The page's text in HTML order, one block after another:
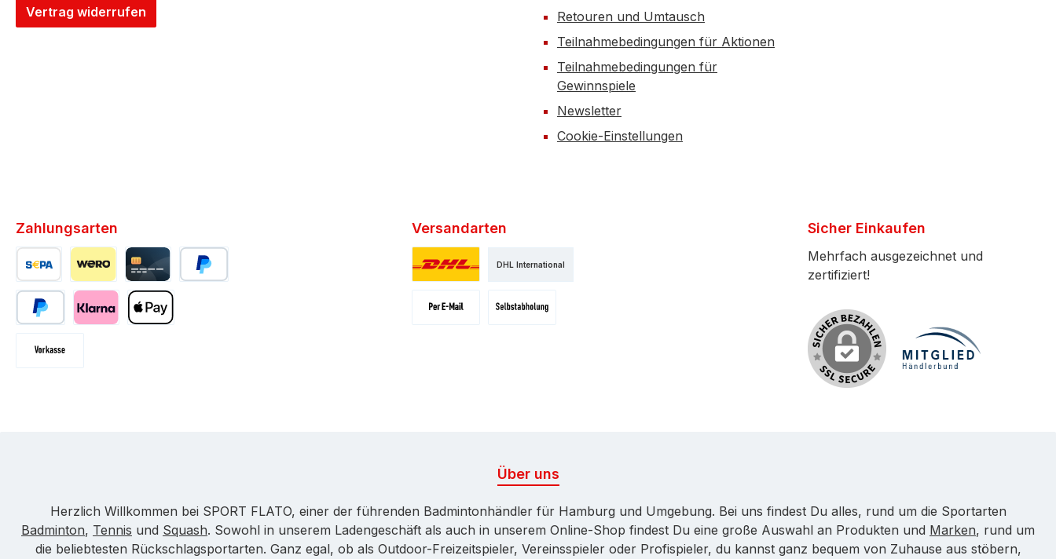
Vertrag widerrufen
Retouren und Umtausch
Teilnahmebedingungen für Aktionen
Teilnahmebedingungen für
Gewinnspiele
Newsletter
Cookie-Einstellungen
Zahlungsarten
SEPA Überweisung
Wero Kreditkarte
Versandarten
DHL International
Sicher Einkaufen
Mehrfach ausgezeichnet und
zertifiziert!
Über uns
Herzlich Willkommen bei SPORT FLATO, einer der führenden Badmintonhändler für Hamburg und Umgebung. Bei uns findest Du alles, rund um die Sportarten
Badminton, Tennis und Squash. Sowohl in unserem Ladengeschäft als auch in unserem Online-Shop findest Du eine große Auswahl an Produkten und Marken, rund um
die beliebtesten Rückschlagsportarten. Ganz egal, ob als Outdoor-Freizeitspieler, Vereinsspieler oder Profispieler, du kannst ganz bequem von Zuhause aus stöbern,